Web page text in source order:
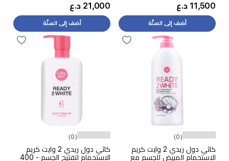
11,500 د.ع
أضف إلى السلّة
21,000 د.ع
أضف إلى السلّة
(0)
كاثي دول ريدي 2 وايت كريم
الاستحمام المبيض للجسم مع
(0)
كاثي دول ريدي 2 وايت كريم
الاستحمام لتفتيح الجسم - 400